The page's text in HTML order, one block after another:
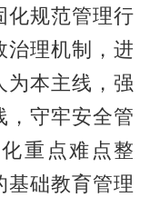
化规范管理行
治理机制，进
为本主线，强
，守牢安全管
重点难点整
基础教育管理